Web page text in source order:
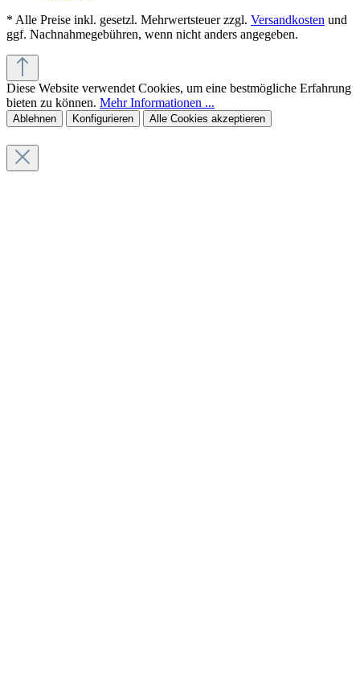
* Alle Preise inkl. gesetzl. Mehrwertsteuer zzgl. Versandkosten und
ggf. Nachnahmegebühren, wenn nicht anders angegeben.
Diese Website verwendet Cookies, um eine bestmögliche Erfahrung
bieten zu können. Mehr Informationen ...
Ablehnen Konfigurieren Alle Cookies akzeptieren